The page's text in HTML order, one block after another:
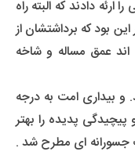
دادند که البته راه
بود که برداشتشان از
عمق مساله و شاخه
و بیداری امت به درجه
پدیده را بهتر
جسورانه ای مطرح شد .